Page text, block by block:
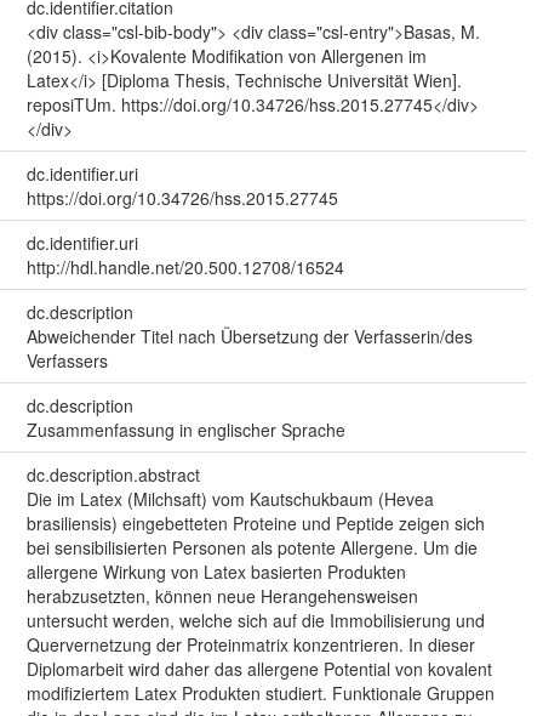
dc.identifier.citation
<div class="csl-bib-body"> <div class="csl-entry">Basas, M.
(2015). <i>Kovalente Modifikation von Allergenen im
Latex</i> [Diploma Thesis, Technische Universität Wien].
reposiTUm. https://doi.org/10.34726/hss.2015.27745</div>
</div>
dc.identifier.uri
https://doi.org/10.34726/hss.2015.27745
dc.identifier.uri
http://hdl.handle.net/20.500.12708/16524
dc.description
Abweichender Titel nach Übersetzung der Verfasserin/des
Verfassers
dc.description
Zusammenfassung in englischer Sprache
dc.description.abstract
Die im Latex (Milchsaft) vom Kautschukbaum (Hevea
brasiliensis) eingebetteten Proteine und Peptide zeigen sich
bei sensibilisierten Personen als potente Allergene. Um die
allergene Wirkung von Latex basierten Produkten
herabzusetzten, können neue Herangehensweisen
untersucht werden, welche sich auf die Immobilisierung und
Quervernetzung der Proteinmatrix konzentrieren. In dieser
Diplomarbeit wird daher das allergene Potential von kovalent
modifiziertem Latex Produkten studiert. Funktionale Gruppen